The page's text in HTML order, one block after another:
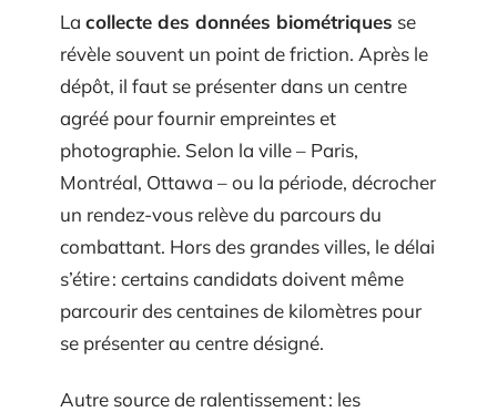
La collecte des données biométriques se
révèle souvent un point de friction. Après le
dépôt, il faut se présenter dans un centre
agréé pour fournir empreintes et
photographie. Selon la ville – Paris,
Montréal, Ottawa – ou la période, décrocher
un rendez-vous relève du parcours du
combattant. Hors des grandes villes, le délai
s’étire : certains candidats doivent même
parcourir des centaines de kilomètres pour
se présenter au centre désigné.
Autre source de ralentissement : les